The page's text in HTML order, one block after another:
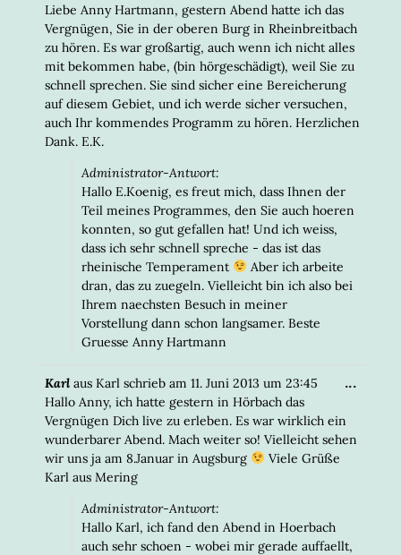
Liebe Anny Hartmann, gestern Abend hatte ich das
Vergnügen, Sie in der oberen Burg in Rheinbreitbach
zu hören. Es war großartig, auch wenn ich nicht alles
mit bekommen habe, (bin hörgeschädigt), weil Sie zu
schnell sprechen. Sie sind sicher eine Bereicherung
auf diesem Gebiet, und ich werde sicher versuchen,
auch Ihr kommendes Programm zu hören. Herzlichen
Dank. E.K.
Administrator-Antwort:
Hallo E.Koenig, es freut mich, dass Ihnen der
Teil meines Programmes, den Sie auch hoeren
konnten, so gut gefallen hat! Und ich weiss,
dass ich sehr schnell spreche - das ist das
rheinische Temperament
Aber ich arbeite
dran, das zu zuegeln. Vielleicht bin ich also bei
Ihrem naechsten Besuch in meiner
Vorstellung dann schon langsamer. Beste
Gruesse Anny Hartmann
Karl aus Karl schrieb am 11. Juni 2013 um 23:45
Hallo Anny, ich hatte gestern in Hörbach das
Vergnügen Dich live zu erleben. Es war wirklich ein
wunderbarer Abend. Mach weiter so! Vielleicht sehen
wir uns ja am 8.Januar in Augsburg
Viele Grüße
Karl aus Mering
Administrator-Antwort:
Hallo Karl, ich fand den Abend in Hoerbach
auch sehr schoen - wobei mir gerade auffaellt,
...DIESE